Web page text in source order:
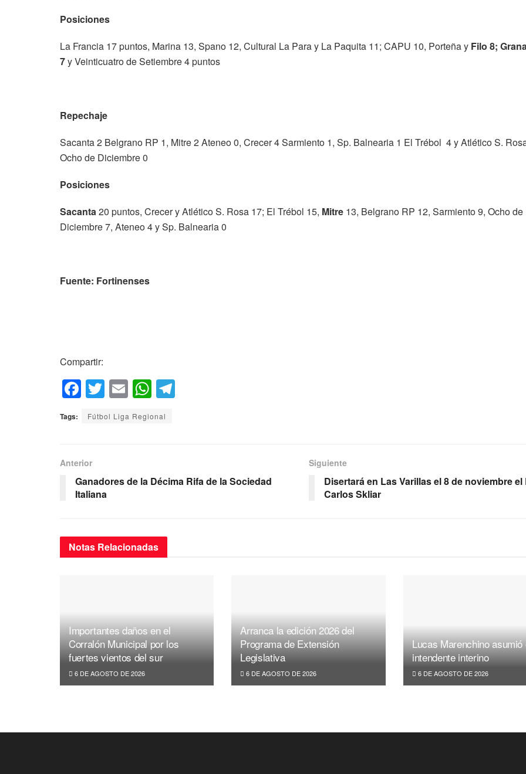
Posiciones
La Francia 17 puntos, Marina 13, Spano 12, Cultural La Para y La Paquita 11; CAPU 10, Porteña y Filo 8;
7y Veinticuatro de Setiembre 4 puntos
Repechaje
Sacanta 2 Belgrano RP 1, Mitre 2 Ateneo 0, Crecer 4 Sarmiento 1, Sp. Balnearia 1 El Trébol 4 y Atlético S.
Ocho de Diciembre 0
Posiciones
Sacanta20 puntos, Crecer y Atlético S. Rosa 17; El Trébol 15, Mitre 13, Belgrano RP 12, Sarmiento 9, Ocho de
Diciembre 7, Ateneo 4 y Sp. Balnearia 0
Fuente: Fortinenses
Compartir:
F
a
c
b
o
o
T
wi
tt
E
m
ail
W
at
p m
Tags: Fútbol Liga Regional
Anterior
Ganadores de la Décima Rifa de la Sociedad
Italiana
Siguiente
Disertará en Las Varillas el 8 de noviembre el
Carlos Skliar
Notas Relacionadas
Importantes daños en el
Corralón Municipal por los
fuertes vientos del sur
6 DE AGOSTO DE 2026
Arranca la edición 2026 del
Programa de Extensión
Legislativa
6 DE AGOSTO DE 2026
Lucas Marenchino asumió
intendente interino
6 DE AGOSTO DE 2026